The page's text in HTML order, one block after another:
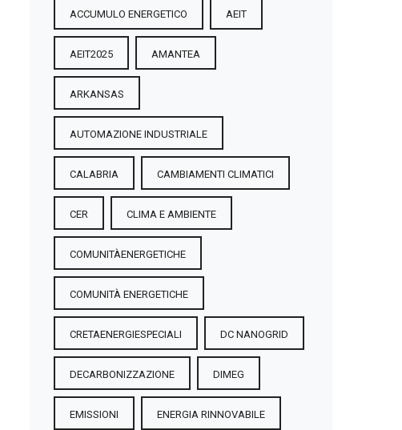
ACCUMULO ENERGETICO AEIT
AEIT2025 AMANTEA
ARKANSAS
AUTOMAZIONE INDUSTRIALE
CALABRIA CAMBIAMENTI CLIMATICI
CER CLIMA E AMBIENTE
COMUNITÀENERGETICHE
COMUNITÀ ENERGETICHE
CRETAENERGIESPECIALI DC NANOGRID
DECARBONIZZAZIONE DIMEG
EMISSIONI ENERGIA RINNOVABILE